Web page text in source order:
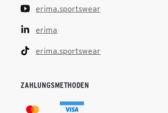
erima.sportswear
erima
erima.sportswear
ZAHLUNGSMETHODEN